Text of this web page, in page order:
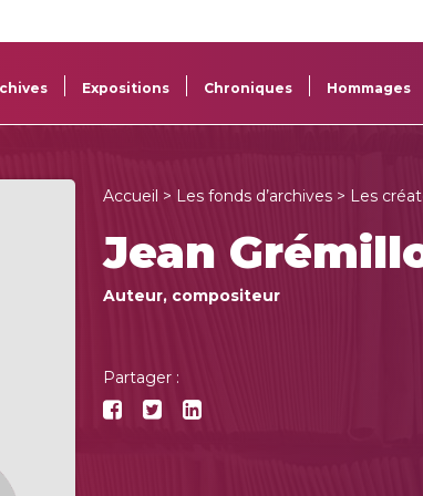
Sacem
projets
Sacem
Expositions Chroniques Hommages
Accueil > Les fonds d’archives > Les
Jean
Auteur, compositeur
Partager :